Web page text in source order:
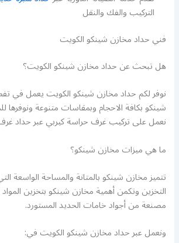
التركيب والفك والنقل
فني حداد مخازن شينكو الكويت
هل تبحث عن حداد مخازن شينكو الكويت؟
نوفر لكم حداد مخازن شينكو الكويت يعمل في
شينكو بكافة الاحجام وبمقاسات متنوعة ونوفرها
نعمل على تركيب غرف حراسة كيربي عبر حداد
ما هي ميزات مخازن شينكو؟
تتميز مخازن شينكو بالمتانة والمساحة الواسعة
التخزين وتكمن أهمية مخازن شينكو بتخزين
مصنعة من أجواد خامات الحديد المستورد.
ونعمل عبر حداد مخازن شينكو الكويت في: